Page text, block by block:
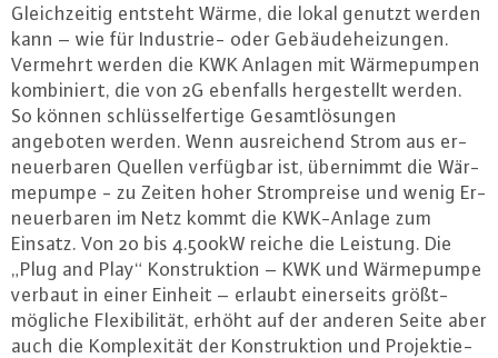
Gleich­zei­tig entsteht Wärme, die lokal genutzt werden
kann – wie für In­dus­trie- oder Ge­bäu­de­hei­zun­gen.
Vermehrt werden die KWK Anlagen mit Wär­me­pum­pen
kom­bi­niert, die von 2G ebenfalls her­ge­stellt werden.
So können schlüs­sel­fer­ti­ge Ge­samt­lö­sun­gen
angeboten werden. Wenn aus­rei­chend Strom aus er­
neu­er­ba­ren Quellen verfügbar ist, übernimmt die Wär­
me­pum­pe - zu Zeiten hoher Strom­prei­se und wenig Er­
neu­er­ba­ren im Netz kommt die KWK-An­la­ge zum
Einsatz. Von 20 bis 4.500kW reiche die Leistung. Die
„Plug and Play“ Kon­struk­ti­on – KWK und Wär­me­pum­pe
verbaut in einer Einheit – erlaubt ei­ner­seits größt­
mög­li­che Fle­xi­bi­li­tät, erhöht auf der anderen Seite aber
auch die Kom­ple­xi­tät der Kon­struk­ti­on und Pro­jek­tie­